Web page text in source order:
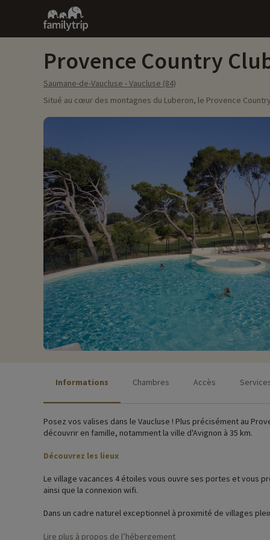
Family
trip
Provence Country
Saumane-de-Vaucluse - Vaucluse (84)
Situé au cœur des montagnes du Luberon, le Provence
Informations Chambres Accès
Posez vos valises dans le Vaucluse ! Plus précisément au
découvrir en famille, notamment la ville d'Avignon à 35 km.
Découvrez les lieux
Le village vacances 4 étoiles vous ouvre ses portes et vous
ainsi que la connexion wifi.
Dans un cadre naturel exceptionnel à proximité de villages
chênaies et seul le chant des cigales pourra troubler votre
Lire plus à propos de l’hébergement